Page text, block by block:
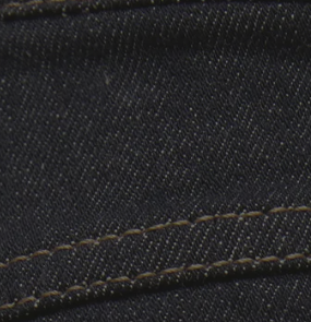
订阅到货通知
订阅到货通知
订阅到货通知
订阅到货通知
订阅到货通知